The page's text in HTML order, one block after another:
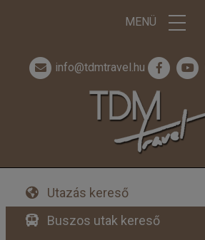
MENÜ
info@tdmtravel.hu
Utazás kereső
Buszos utak kereső